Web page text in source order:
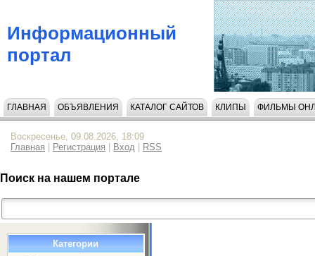
Информационный
портал
ГЛАВНАЯ ОБЪЯВЛЕНИЯ КАТАЛОГ САЙТОВ КЛИПЫ ФИЛЬМЫ
Воскресенье, 09.08.2026, 18:09
Главная
Регистрация Вход RSS
Поиск на нашем портале
Категории